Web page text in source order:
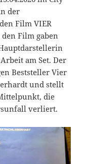
der
Film VIER
Film gaben
am Set. Der
Beststeller Vier
und stellt
die
verliert.